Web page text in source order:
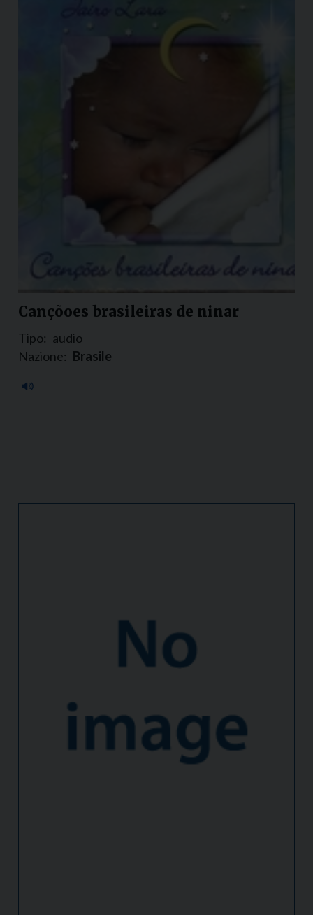
Cançõoes brasileiras de ninar
Tipo: audio
Nazione: Brasile